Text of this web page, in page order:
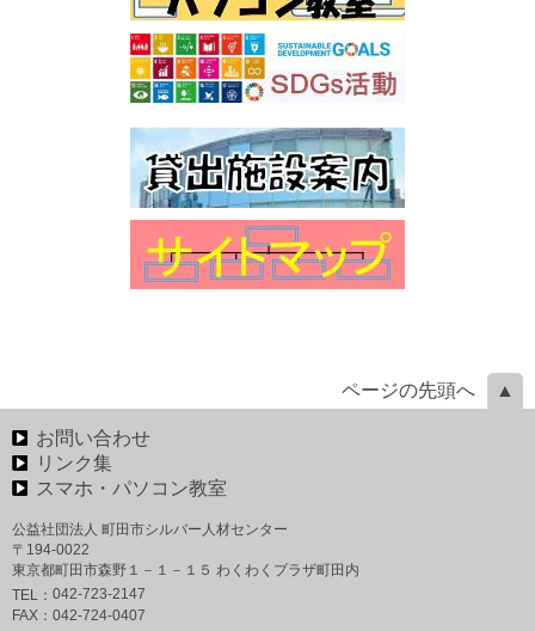
ページの先頭へ
お問い合わせ
リンク集
スマホ・パソコン教室
公益社団法人 町田市シルバー人材センター
〒194-0022
東京都町田市森野１－１－１５ わくわくプラザ町田内
TEL： 042-723-2147
FAX： 042-724-0407